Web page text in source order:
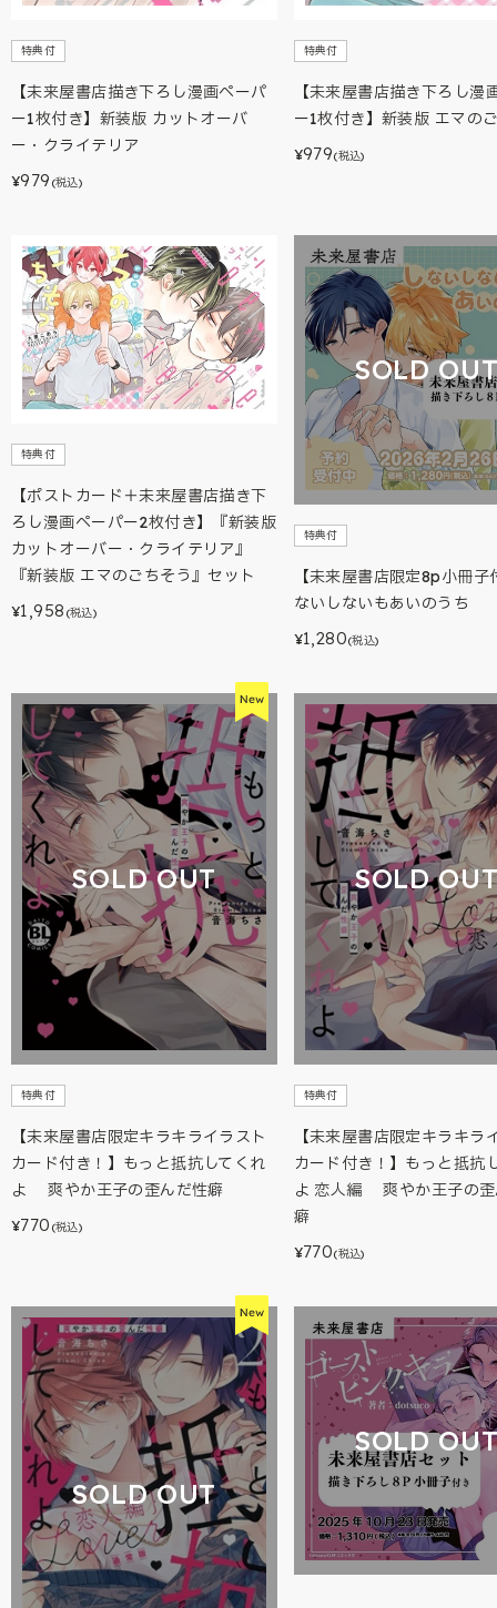
特典付
【未来屋書店描き下ろし漫画ペーパ
ー1枚付き】新装版 カットオーバ
ー・クライテリア
¥979 (税込)
特典付
【未来屋書店描き下ろし漫
ー1枚付き】新装版 エマの
¥979(税込)
特典付
【ポストカード＋未来屋書店描き下
ろし漫画ペーパー2枚付き】『新装版
カットオーバー・クライテリア』
『新装版 エマのごちそう』セット
¥1,958 (税込)
SOLD
特典付
【未来屋書店限定8p小冊子
ないしないもあいのうち
¥1,280(税込)
SOLD OUT
特典付
【未来屋書店限定キラキライラスト
カード付き！】もっと抵抗してくれ
よ 爽やか王子の歪んだ性癖
¥770 (税込)
SOLD
特典付
【未来屋書店限定キラキラ
カード付き！】もっと抵抗
よ 恋人編 爽やか王子の歪
癖
¥770(税込)
SOLD OUT
SOLD